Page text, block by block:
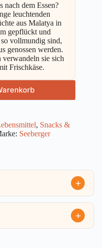
nach dem Essen?
leuchtenden
aus Malatya in
gepflückt und
vollmundig sind,
genossen werden.
verwandeln sie sich
Frischkäse.
, Snacks &
Seeberger